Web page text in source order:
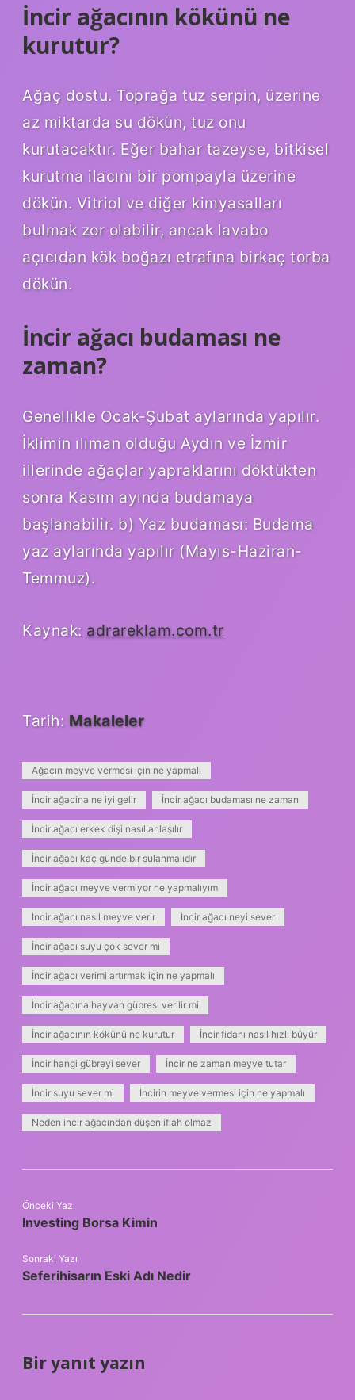
İncir ağacının kökünü ne
kurutur?
Ağaç dostu. Toprağa tuz serpin, üzerine
az miktarda su dökün, tuz onu
kurutacaktır. Eğer bahar tazeyse, bitkisel
kurutma ilacını bir pompayla üzerine
dökün. Vitriol ve diğer kimyasalları
bulmak zor olabilir, ancak lavabo
açıcıdan kök boğazı etrafına birkaç torba
dökün.
İncir ağacı budaması ne
zaman?
Genellikle Ocak-Şubat aylarında yapılır.
İklimin ılıman olduğu Aydın ve İzmir
illerinde ağaçlar yapraklarını döktükten
sonra Kasım ayında budamaya
başlanabilir. b) Yaz budaması: Budama
yaz aylarında yapılır (Mayıs-Haziran-
Temmuz).
Kaynak: adrareklam.com.tr
Tarih: Makaleler
Ağacın meyve vermesi için ne yapmalı
İncir ağacina ne iyi gelir İncir ağacı budaması ne zaman
İncir ağacı erkek dişi nasıl anlaşılır
İncir ağacı kaç günde bir sulanmalıdır
İncir ağacı meyve vermiyor ne yapmalıyım
İncir ağacı nasıl meyve verir İncir ağacı neyi sever
İncir ağacı suyu çok sever mi
İncir ağacı verimi artırmak için ne yapmalı
İncir ağacına hayvan gübresi verilir mi
İncir ağacının kökünü ne kurutur İncir fidanı nasıl hızlı büyür
İncir hangi gübreyi sever İncir ne zaman meyve tutar
İncir suyu sever mi İncirin meyve vermesi için ne yapmalı
Neden incir ağacından düşen iflah olmaz
Önceki Yazı
Investing Borsa Kimin
Sonraki Yazı
Seferihisarın Eski Adı Nedir
Bir yanıt yazın